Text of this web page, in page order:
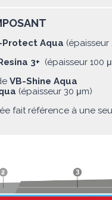
Protect Aqua (épaisseur
3+ (épaisseur 100
VB-Shine Aqua
(épaisseur 30 μm)
fait référence à une